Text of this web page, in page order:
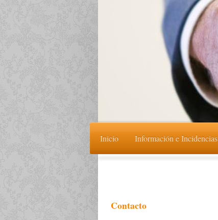
Inicio Información e Incidencias
Contacto